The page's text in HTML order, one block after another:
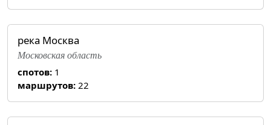
река Москва
Московская область
спотов: 1
маршрутов: 22